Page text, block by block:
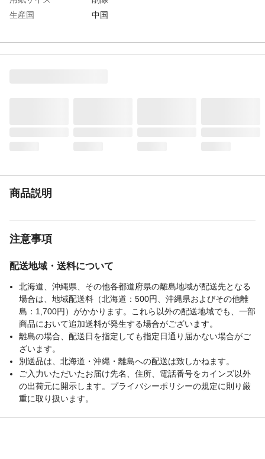
生産国
中国
材質1
シリコン
商品説明
注意事項
配送地域・送料について
北海道、沖縄県、その他各都道府県の離島地域が配送先となる
場合は、地域配送料（北海道：500円、沖縄県およびその他離
島：1,700円）がかかります。これら以外の配送地域でも、一部
商品において追加送料が発生する場合がございます。
離島の場合、配送日を指定しても指定日通り届かない場合がご
ざいます。
別送品は、北海道・沖縄・離島への配送は致しかねます。
ご入力いただいたお届け先名、住所、電話番号をカインズ以外
の出荷元に開示します。プライバシーポリシーの規定に則り厳
重に取り扱います。